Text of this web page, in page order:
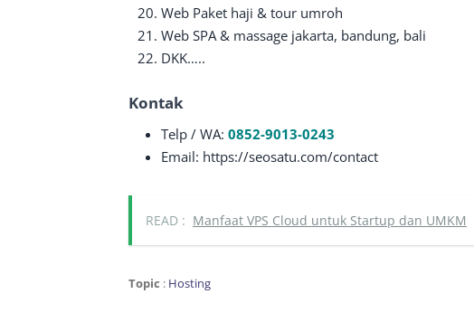
Web Paket haji & tour umroh
Web SPA & massage jakarta, bandung, bali
DKK…..
Kontak
Telp / WA: 0852-9013-0243
Email: https://seosatu.com/contact
READ : Manfaat VPS Cloud untuk Startup dan UMKM
Topic : Hosting